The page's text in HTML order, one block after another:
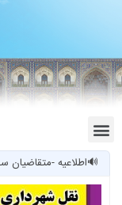
🔊اطلاعیه -